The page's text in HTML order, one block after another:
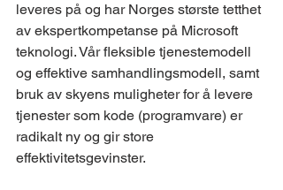
leveres på og har Norges største tetthet
av ekspertkompetanse på Microsoft
teknologi. Vår fleksible tjenestemodell
og effektive samhandlingsmodell, samt
bruk av skyens muligheter for å levere
tjenester som kode (programvare) er
radikalt ny og gir store
effektivitetsgevinster.